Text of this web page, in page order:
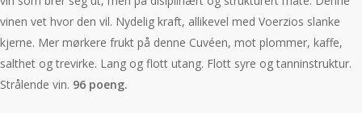
vinen vet hvor den vil. Nydelig kraft, allikevel med Voerzios slanke
kjerne. Mer mørkere frukt på denne Cuvéen, mot plommer, kaffe,
salthet og trevirke. Lang og flott utang. Flott syre og tanninstruktur.
Strålende vin. 96 poeng.